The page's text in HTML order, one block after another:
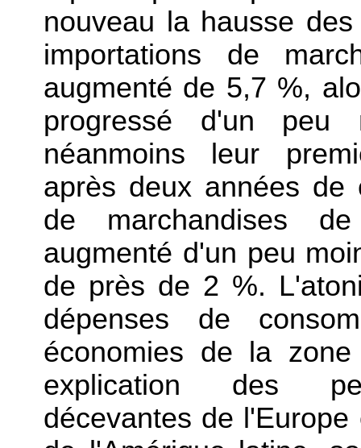
nouveau la hausse
importations de
augmenté de 5,7 %,
progressé d'un
néanmoins leur
après deux années de
de marchandises
augmenté d'un peu
de près de 2 %.
dépenses de
économies de la
explication des
décevantes de